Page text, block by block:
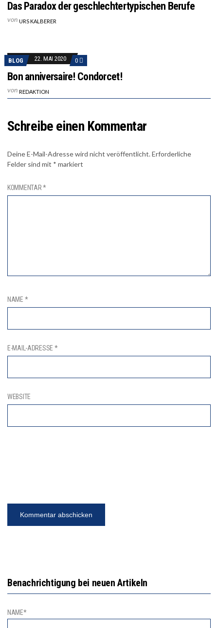
Das Paradox der geschlechtertypischen Berufe
von URS KALBERER
BLOG 22. MAI 2020 0
Bon anniversaire! Condorcet!
von REDAKTION
Schreibe einen Kommentar
Deine E-Mail-Adresse wird nicht veröffentlicht.Erforderliche
Felder sind mit * markiert
KOMMENTAR*
NAME *
E-MAIL-ADRESSE *
WEBSITE
Benachrichtigung bei neuen Artikeln
NAME*